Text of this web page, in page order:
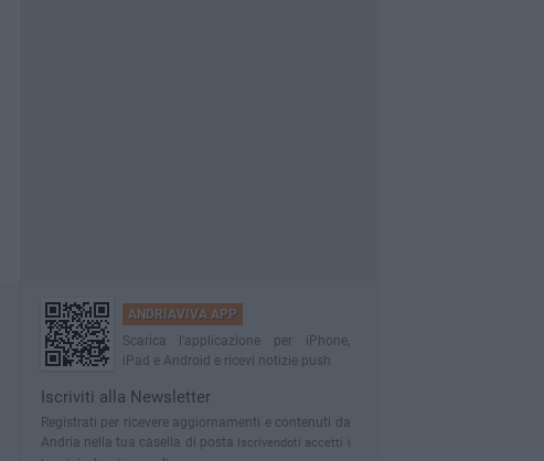
ANDRIAVIVA APP
Scarica l'applicazione per iPhone,
iPad e Android e ricevi notizie push
Iscriviti alla Newsletter
Registrati per ricevere aggiornamenti e contenuti da
Andria nella tua casella di posta Iscrivendoti accetti i